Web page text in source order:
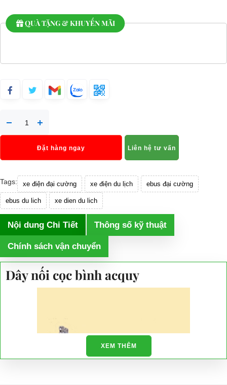
QUÀ TẶNG & KHUYẾN MÃI
Đặt hàng ngay Liên hệ tư vấn
Tags: xe điện đại cường xe điện du lịch ebus đại cường
ebus du lich xe dien du lich
Nội dung Chi Tiết Thông số kỹ thuật
Chính sách vận chuyển
Dây nối cọc bình acquy
XEM THÊM